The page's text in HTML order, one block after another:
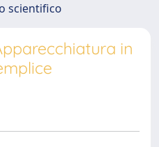
scientifico
in